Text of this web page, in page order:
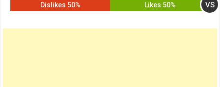
50% Likes VS
50% Dislikes